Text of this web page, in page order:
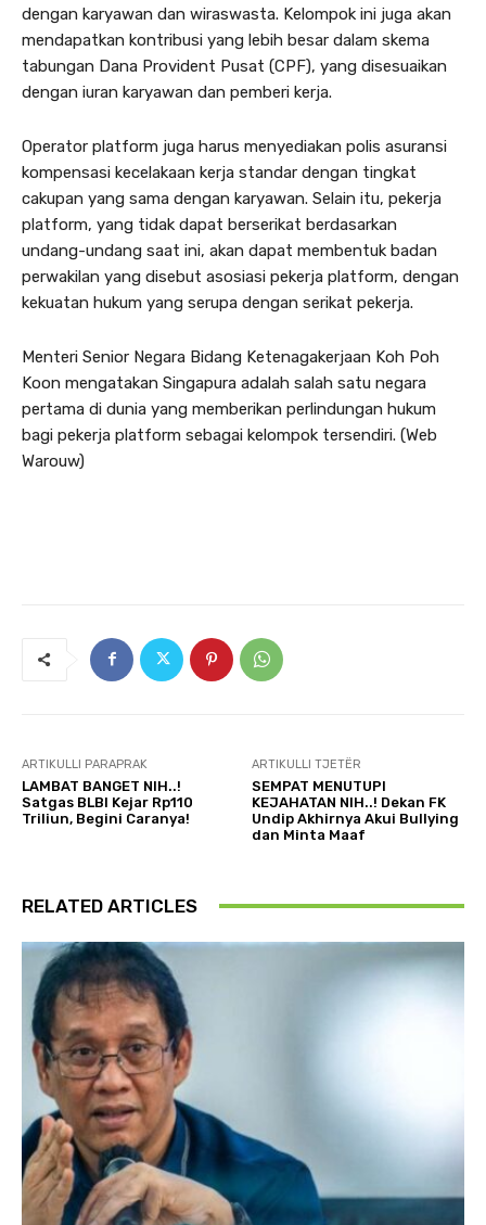
dengan karyawan dan wiraswasta. Kelompok ini juga akan
mendapatkan kontribusi yang lebih besar dalam skema
tabungan Dana Provident Pusat (CPF), yang disesuaikan
dengan iuran karyawan dan pemberi kerja.
Operator platform juga harus menyediakan polis asuransi
kompensasi kecelakaan kerja standar dengan tingkat
cakupan yang sama dengan karyawan. Selain itu, pekerja
platform, yang tidak dapat berserikat berdasarkan
undang-undang saat ini, akan dapat membentuk badan
perwakilan yang disebut asosiasi pekerja platform, dengan
kekuatan hukum yang serupa dengan serikat pekerja.
Menteri Senior Negara Bidang Ketenagakerjaan Koh Poh
Koon mengatakan Singapura adalah salah satu negara
pertama di dunia yang memberikan perlindungan hukum
bagi pekerja platform sebagai kelompok tersendiri. (Web
Warouw)
ARTIKULLI PARAPRAK
LAMBAT BANGET NIH..!
Satgas BLBI Kejar Rp110
Triliun, Begini Caranya!
ARTIKULLI TJETËR
SEMPAT MENUTUPI
KEJAHATAN NIH..! Dekan FK
Undip Akhirnya Akui Bullying
dan Minta Maaf
RELATED ARTICLES